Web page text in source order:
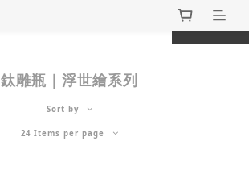
prev
鈦雕瓶｜浮世繪系列
Sort by
24 Items per page